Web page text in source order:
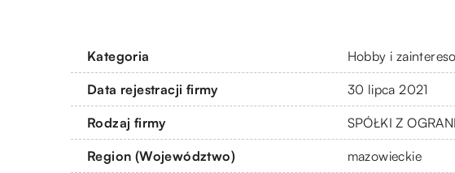
Kategoria Hobby i
Data rejestracji firmy 30 lipca 2021
Rodzaj firmy SPÓŁKI Z
Region (Województwo) mazowieckie